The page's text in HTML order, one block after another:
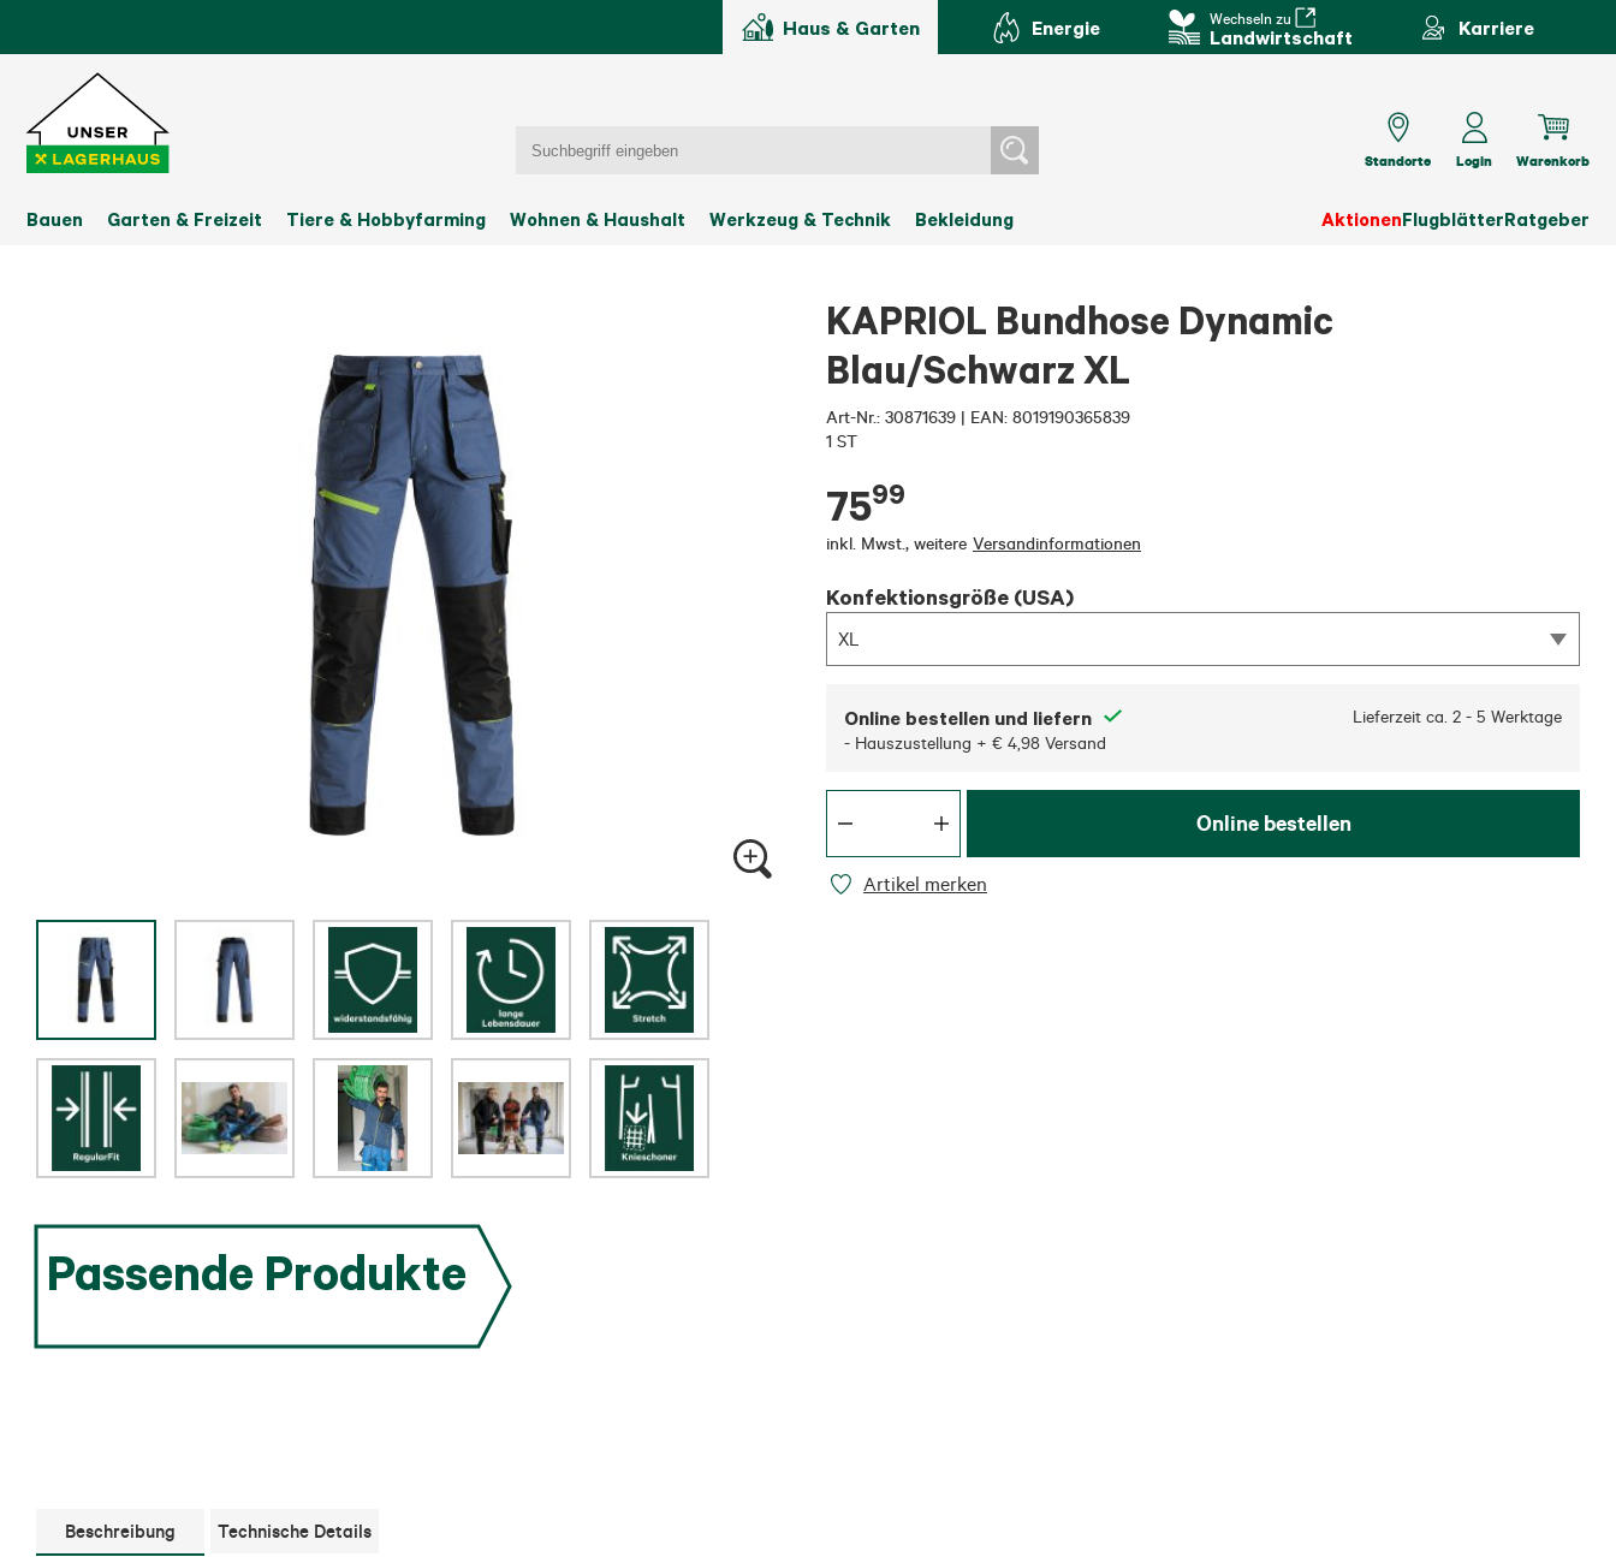
Haus & Garten Energie Wechseln zu
Landwirtschaft Karriere
Bauen Garten & Freizeit Tiere & Hobbyfarming Wohnen & Haushalt Werkzeug & Technik Bekleidung AktionenFlugblätterRatgeber
Standorte Login Warenkorb
KAPRIOL Bundhose Dynamic
Blau/Schwarz XL
Art-Nr.: 30871639 | EAN: 8019190365839
1 ST
7599
inkl. Mwst., weitere Versandinformationen
Konfektionsgröße (USA)
XL
Online bestellen und liefern Lieferzeit ca. 2 - 5 Werktage
- Hauszustellung + € 4,98 Versand
Online bestellen
Artikel merken
Passende Produkte
Beschreibung Technische Details